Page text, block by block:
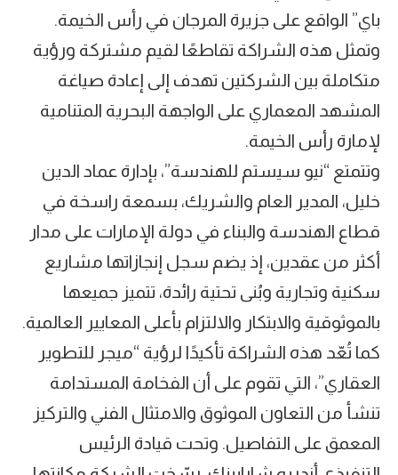
باي” الواقع على جزيرة المرجان في رأس الخيمة.
وتمثل هذه الشراكة تقاطعًا لقيم مشتركة ورؤية
متكاملة بين الشركتين تهدف إلى إعادة صياغة
المشهد المعماري على الواجهة البحرية المتنامية
لإمارة رأس الخيمة.
وتتمتع “نيو سيستم للهندسة”، بإدارة عماد الدين
خليل، المدير العام والشريك، بسمعة راسخة في
قطاع الهندسة والبناء في دولة الإمارات على مدار
أكثر من عقدين، إذ يضم سجل إنجازاتها مشاريع
سكنية وتجارية وبُنى تحتية رائدة، تتميز جميعها
بالموثوقية والابتكار والالتزام بأعلى المعايير العالمية.
كما تُعّد هذه الشراكة تأكيدًا لرؤية “ميجر للتطوير
العقاري”، التي تقوم على أن الفخامة المستدامة
تنشأ من التعاون الموثوق والامتثال الفني والتركيز
المعمق على التفاصيل. وتحت قيادة الرئيس